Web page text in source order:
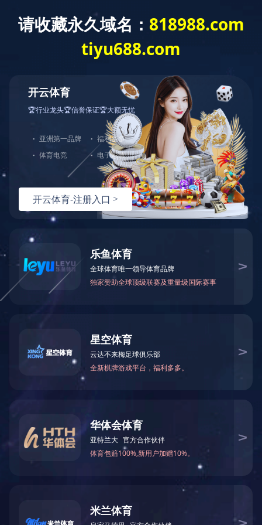
新闻资讯
NEWS
新闻资讯
佛山科学技术学院莅临翔海光电公司考
2018.11.22